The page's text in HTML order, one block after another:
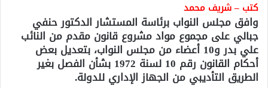
كتب – شريف محمد
وافق مجلس النواب برئاسة المستشار الدكتور حنفي
جبالي على مجموع مواد مشروع قانون مقدم من النائب
علي بدر و10 أعضاء من مجلس النواب، بتعديل بعض
أحكام القانون رقم 10 لسنة 1972 بشأن الفصل بغير
الطريق التأديبي من الجهاز الإداري للدولة.